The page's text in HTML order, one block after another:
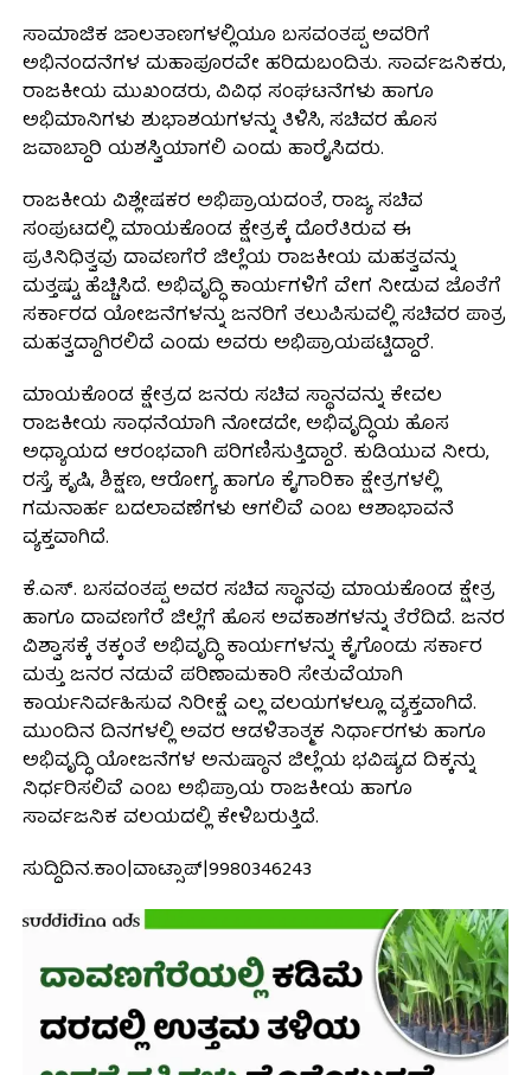
ಸಾಮಾಜಿಕ ಜಾಲತಾಣಗಳಲ್ಲಿಯೂ ಬಸವಂತಪ್ಪ ಅವರಿಗೆ
ಅಭಿನಂದನೆಗಳ ಮಹಾಪೂರವೇ ಹರಿದುಬಂದಿತು. ಸಾರ್ವಜನಿಕರು,
ರಾಜಕೀಯ ಮುಖಂಡರು, ವಿವಿಧ ಸಂಘಟನೆಗಳು ಹಾಗೂ
ಅಭಿಮಾನಿಗಳು ಶುಭಾಶಯಗಳನ್ನು ತಿಳಿಸಿ, ಸಚಿವರ ಹೊಸ
ಜವಾಬ್ದಾರಿ ಯಶಸ್ವಿಯಾಗಲಿ ಎಂದು ಹಾರೈಸಿದರು.
ರಾಜಕೀಯ ವಿಶ್ಲೇಷಕರ ಅಭಿಪ್ರಾಯದಂತೆ, ರಾಜ್ಯ ಸಚಿವ
ಸಂಪುಟದಲ್ಲಿ ಮಾಯಕೊಂಡ ಕ್ಷೇತ್ರಕ್ಕೆ ದೊರೆತಿರುವ ಈ
ಪ್ರತಿನಿಧಿತ್ವವು ದಾವಣಗೆರೆ ಜಿಲ್ಲೆಯ ರಾಜಕೀಯ ಮಹತ್ವವನ್ನು
ಮತ್ತಷ್ಟು ಹೆಚ್ಚಿಸಿದೆ. ಅಭಿವೃದ್ಧಿ ಕಾರ್ಯಗಳಿಗೆ ವೇಗ ನೀಡುವ ಜೊತೆಗೆ
ಸರ್ಕಾರದ ಯೋಜನೆಗಳನ್ನು ಜನರಿಗೆ ತಲುಪಿಸುವಲ್ಲಿ ಸಚಿವರ ಪಾತ್ರ
ಮಹತ್ವದ್ದಾಗಿರಲಿದೆ ಎಂದು ಅವರು ಅಭಿಪ್ರಾಯಪಟ್ಟಿದ್ದಾರೆ.
ಮಾಯಕೊಂಡ ಕ್ಷೇತ್ರದ ಜನರು ಸಚಿವ ಸ್ಥಾನವನ್ನು ಕೇವಲ
ರಾಜಕೀಯ ಸಾಧನೆಯಾಗಿ ನೋಡದೇ, ಅಭಿವೃದ್ಧಿಯ ಹೊಸ
ಅಧ್ಯಾಯದ ಆರಂಭವಾಗಿ ಪರಿಗಣಿಸುತ್ತಿದ್ದಾರೆ. ಕುಡಿಯುವ ನೀರು,
ರಸ್ತೆ, ಕೃಷಿ, ಶಿಕ್ಷಣ, ಆರೋಗ್ಯ ಹಾಗೂ ಕೈಗಾರಿಕಾ ಕ್ಷೇತ್ರಗಳಲ್ಲಿ
ಗಮನಾರ್ಹ ಬದಲಾವಣೆಗಳು ಆಗಲಿವೆ ಎಂಬ ಆಶಾಭಾವನೆ
ವ್ಯಕ್ತವಾಗಿದೆ.
ಕೆ.ಎಸ್. ಬಸವಂತಪ್ಪ ಅವರ ಸಚಿವ ಸ್ಥಾನವು ಮಾಯಕೊಂಡ ಕ್ಷೇತ್ರ
ಹಾಗೂ ದಾವಣಗೆರೆ ಜಿಲ್ಲೆಗೆ ಹೊಸ ಅವಕಾಶಗಳನ್ನು ತೆರೆದಿದೆ. ಜನರ
ವಿಶ್ವಾಸಕ್ಕೆ ತಕ್ಕಂತೆ ಅಭಿವೃದ್ಧಿ ಕಾರ್ಯಗಳನ್ನು ಕೈಗೊಂಡು ಸರ್ಕಾರ
ಮತ್ತು ಜನರ ನಡುವೆ ಪರಿಣಾಮಕಾರಿ ಸೇತುವೆಯಾಗಿ
ಕಾರ್ಯನಿರ್ವಹಿಸುವ ನಿರೀಕ್ಷೆ ಎಲ್ಲ ವಲಯಗಳಲ್ಲೂ ವ್ಯಕ್ತವಾಗಿದೆ.
ಮುಂದಿನ ದಿನಗಳಲ್ಲಿ ಅವರ ಆಡಳಿತಾತ್ಮಕ ನಿರ್ಧಾರಗಳು ಹಾಗೂ
ಅಭಿವೃದ್ಧಿ ಯೋಜನೆಗಳ ಅನುಷ್ಠಾನ ಜಿಲ್ಲೆಯ ಭವಿಷ್ಯದ ದಿಕ್ಕನ್ನು
ನಿರ್ಧರಿಸಲಿವೆ ಎಂಬ ಅಭಿಪ್ರಾಯ ರಾಜಕೀಯ ಹಾಗೂ
ಸಾರ್ವಜನಿಕ ವಲಯದಲ್ಲಿ ಕೇಳಿಬರುತ್ತಿದೆ.
ಸುದ್ದಿದಿನ.ಕಾಂ|ವಾಟ್ಸಾಪ್|9980346243